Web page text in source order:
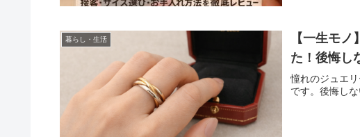
暮らし・生活
【一生モ
た！後悔し
憧れのジュエ
です。後悔し